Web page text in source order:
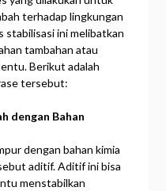
terhadap lingkungan
stabilisasi ini melibatkan
tambahan atau
Berikut adalah
tersebut:
dengan Bahan
dengan bahan kimia
aditif. Aditif ini bisa
menstabilkan